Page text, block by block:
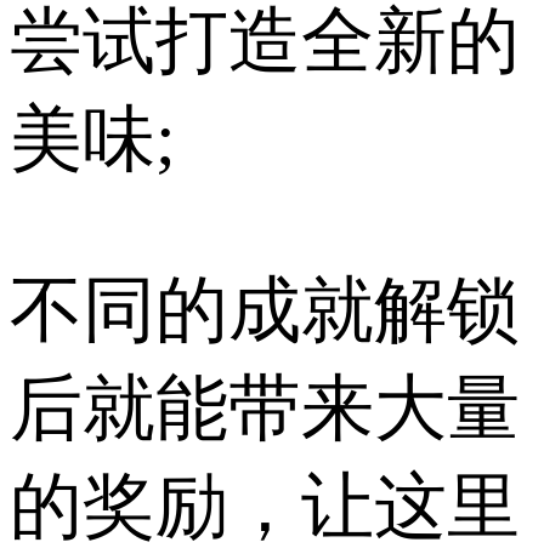
尝试打造全新的
美味;
不同的成就解锁
后就能带来大量
的奖励，让这里